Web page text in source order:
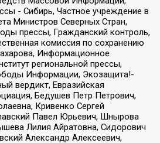
- Сибирь, Частное учреждение в
Министров Северных Стран,
прессы, Гражданский контроль,
комиссия по сохранению
Информационное
региональной прессы,
Информации, Экозащита!-
вердикт, Евразийская
Бедушев Петр Петрович,
Кривенко Сергей
Павел Юрьевич, Шнырова
Лилия Айратовна, Сидорович
Александр Алексеевич,